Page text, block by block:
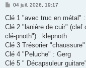
M
s
a
g
04 juil. 2026, 19:17
Clé 1 "avec truc en métal"
Clé 2 "lanière de cuir" (clef
clé-pnoth") : klepnoth
Clé 3 Trésorier
Clé 4 "Peluche" : Gerg
Clé 5 " Décapsuleur